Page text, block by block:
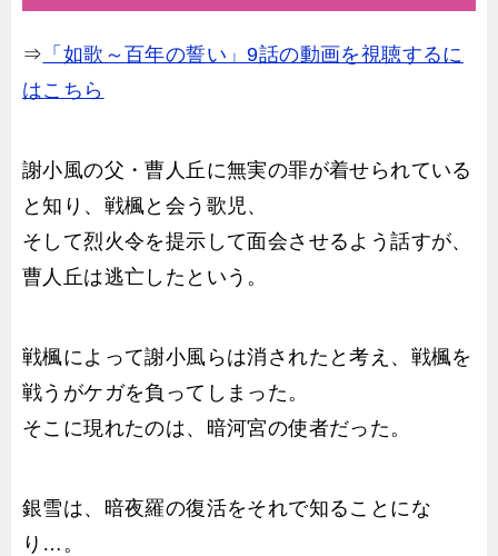
⇒ 「如歌～百年の誓い」9話の動画を視聴するに
はこちら
謝小風の父・曹人丘に無実の罪が着せられている
と知り、戦楓と会う歌児、
そして烈火令を提示して面会させるよう話すが、
曹人丘は逃亡したという。
戦楓によって謝小風らは消されたと考え、戦楓を
戦うがケガを負ってしまった。
そこに現れたのは、暗河宮の使者だった。
銀雪は、暗夜羅の復活をそれで知ることにな
り…。